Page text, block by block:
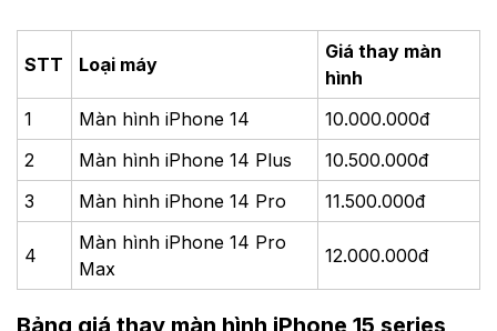
STT Loại máy
Giá thay màn
hình
1
Màn hình iPhone 14
10.000.000đ
2
Màn hình iPhone 14 Plus
10.500.000đ
3
Màn hình ​iPhone 14 Pro 11.500.000đ
4
Màn hình ​iPhone 14 Pro
Max
12.000.000đ
Bảng giá thay màn hình iPhone 15 series